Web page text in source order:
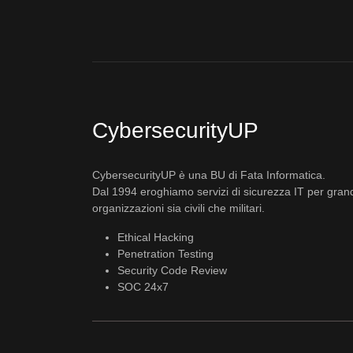
CybersecurityUP
CybersecurityUP è una BU di Fata Informatica.
Dal 1994 eroghiamo servizi di sicurezza IT per
organizzazioni sia civili che militari.
Ethical Hacking
Penetration Testing
Security Code Review
SOC 24x7